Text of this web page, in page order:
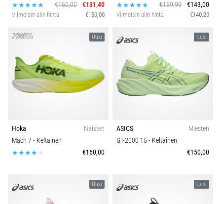
€150,00
€131,40
Viimeisin alin hinta €150,00
€159,99
€143,00
Viimeisin alin hinta €140,20
Uusi
Hoka
Naisten
Mach 7 - Keltainen
€160,00
Uusi
ASICS
Miesten
GT-2000 15- Keltainen
€150,00
Uusi Uusi